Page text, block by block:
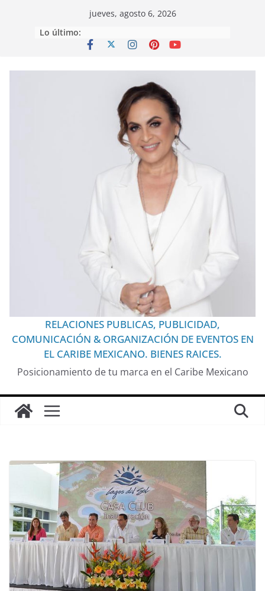
jueves, agosto 6, 2026
Lo último:
RELACIONES PUBLICAS, PUBLICIDAD,
COMUNICACIÓN & ORGANIZACIÓN DE EVENTOS EN
EL CARIBE MEXICANO. BIENES RAICES.
Posicionamiento de tu marca en el Caribe Mexicano